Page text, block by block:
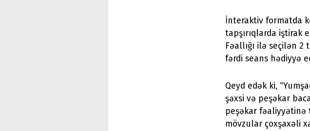
İnteraktiv formatda
tapşırıqlarda iştirak
Fəallığı ilə seçilən
fərdi seans hədiyyə
Qeyd edək ki,
şəxsi və peşəkar
peşəkar fəaliyyətinə
mövzular çoxşaxəli